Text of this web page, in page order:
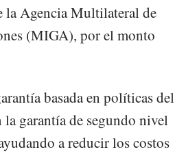
la Agencia Multilateral de
(MIGA), por el monto
basada en políticas del
garantía de segundo nivel
a reducir los costos